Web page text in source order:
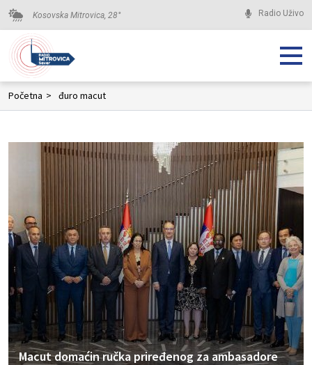
Kosovska Mitrovica, 28° Radio Uživo
Početna > đuro macut
Macut domaćin ručka priređenog za ambasadore